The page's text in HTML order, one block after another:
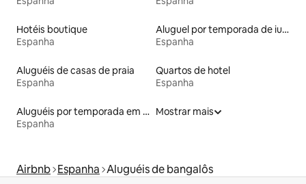
Hotéis boutique
Espanha
Aluguel por temporada de iurtas
Espanha
Aluguéis de casas de praia
Espanha
Quartos de hotel
Espanha
Aluguéis por temporada em albergue
Espanha
Mostrar mais
Airbnb Espanha Aluguéis de bangalôs